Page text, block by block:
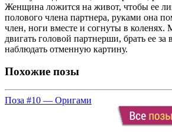
Женщина ложится на живот, чтобы ее
полового члена партнера, руками она
член, ноги вместе и согнуты в
двигать головой партнерши, брать ее
наблюдать отменную картину.
Похожие позы
Поза #10 — Оригами